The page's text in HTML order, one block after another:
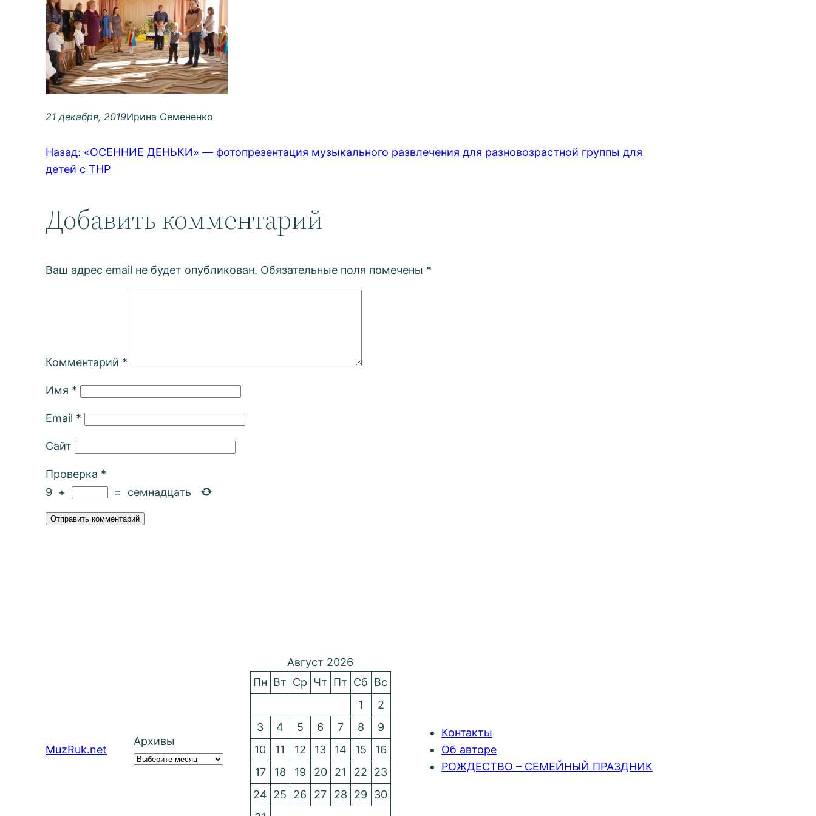
21 декабря, 2019Ирина Семененко
Назад: «ОСЕННИЕ ДЕНЬКИ» — фотопрезентация музыкального развлечения для разновозрастной группы для
детей с ТНР
Добавить комментарий
Ваш адрес email не будет опубликован. Обязательные поля помечены *
Комментарий *
Имя *
Email *
Сайт
Проверка *
9 + = семнадцать
MuzRuk.net
Архивы
Август 2026
Пн Вт Ср Чт Пт Сб Вс
1
2
3
4 5 6 7 8
9
10
11 12 13 14 15
16
17
18 19 20 21 22
23
24 25 26 27 28 29
30
Контакты
Об авторе
РОЖДЕСТВО – СЕМЕЙНЫЙ ПРАЗДНИК